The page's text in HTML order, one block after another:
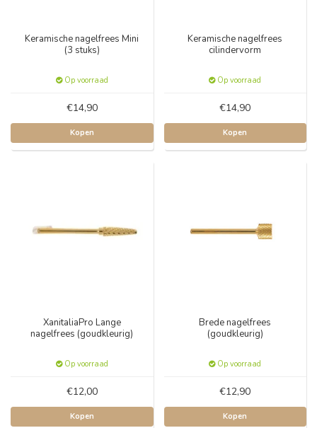
Keramische nagelfrees Mini
(3 stuks)
Op voorraad
€14,90
Kopen
Keramische nagelfrees
cilindervorm
Op voorraad
€14,90
Kopen
XanitaliaPro Lange
nagelfrees (goudkleurig)
Op voorraad
€12,00
Kopen
Brede nagelfrees
(goudkleurig)
Op voorraad
€12,90
Kopen